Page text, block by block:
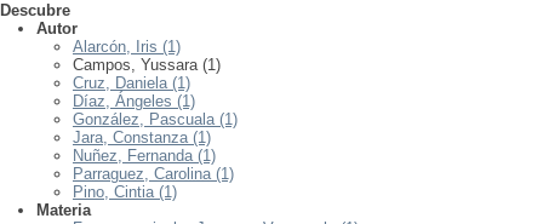
Descubre
Autor
Alarcón, Iris (1)
Campos, Yussara (1)
Cruz, Daniela (1)
Díaz, Ángeles (1)
González, Pascuala (1)
Jara, Constanza (1)
Nuñez, Fernanda (1)
Parraguez, Carolina (1)
Pino, Cintia (1)
Materia